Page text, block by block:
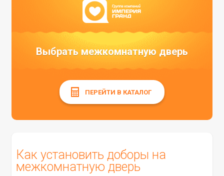
Выбрать межкомнатную дверь
ПЕРЕЙТИ В КАТАЛОГ
Как установить доборы на
межкомнатную дверь